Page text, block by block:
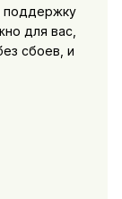
поддержку
для вас,
сбоев, и